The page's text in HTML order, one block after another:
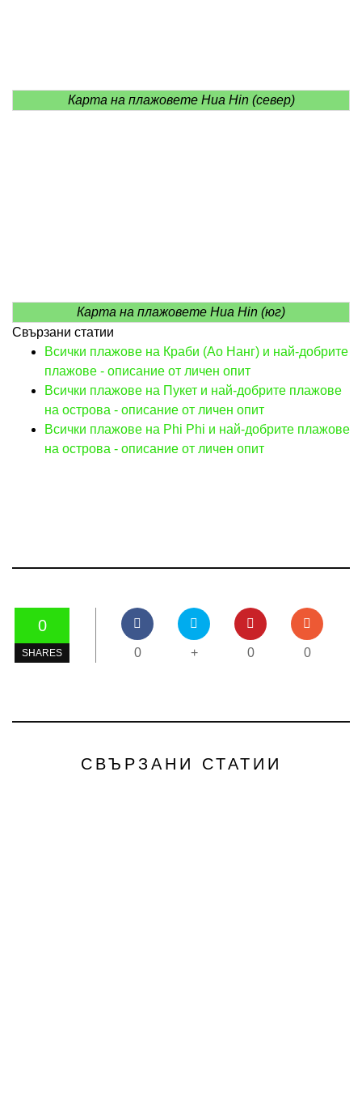
Карта на плажовете Hua Hin (север)
Карта на плажовете Hua Hin (юг)
Свързани статии
Всички плажове на Краби (Ао Нанг) и най-добрите
плажове - описание от личен опит
Всички плажове на Пукет и най-добрите плажове
на острова - описание от личен опит
Всички плажове на Phi Phi и най-добрите плажове
на острова - описание от личен опит
0
SHARES 0 + 0 0
СВЪРЗАНИ СТАТИИ